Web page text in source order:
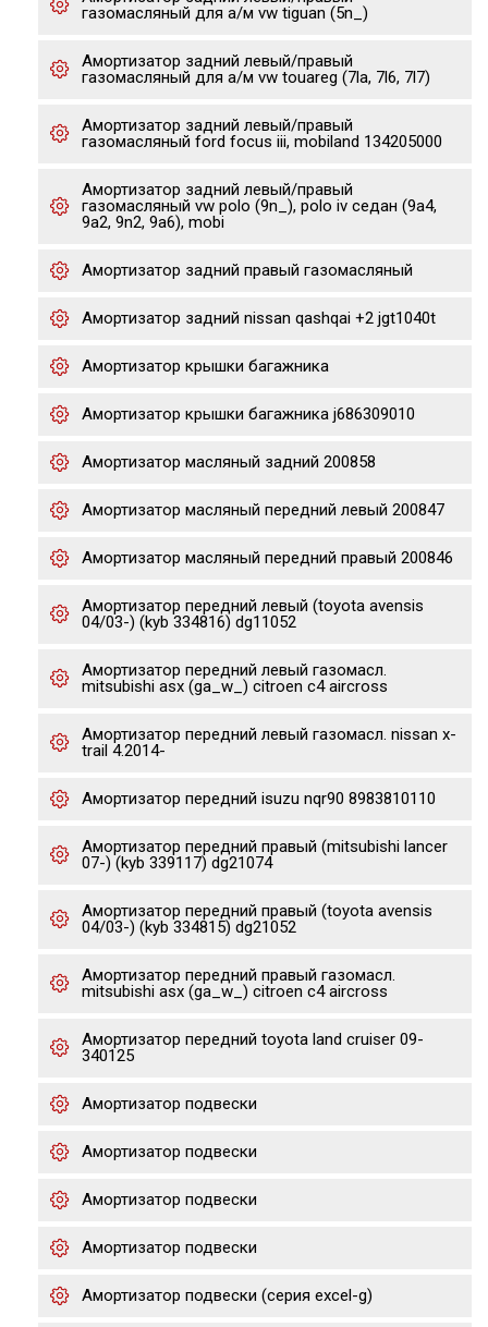
газомасляный для а/м vw tiguan (5n_)
Амортизатор задний левый/правый
газомасляный для а/м vw touareg (7la, 7l6, 7l7)
Амортизатор задний левый/правый
газомасляный ford focus iii, mobiland 134205000
Амортизатор задний левый/правый
газомасляный vw polo (9n_), polo iv седан (9a4,
9a2, 9n2, 9a6), mobi
Амортизатор задний правый газомасляный
Амортизатор задний nissan qashqai +2 jgt1040t
Амортизатор крышки багажника
Амортизатор крышки багажника j686309010
Амортизатор масляный задний 200858
Амортизатор масляный передний левый 200847
Амортизатор масляный передний правый 200846
Амортизатор передний левый (toyota avensis
04/03-) (kyb 334816) dg11052
Амортизатор передний левый газомасл.
mitsubishi asx (ga_w_) citroen c4 aircross
Амортизатор передний левый газомасл. nissan x-
trail 4.2014-
Амортизатор передний isuzu nqr90 8983810110
Амортизатор передний правый (mitsubishi lancer
07-) (kyb 339117) dg21074
Амортизатор передний правый (toyota avensis
04/03-) (kyb 334815) dg21052
Амортизатор передний правый газомасл.
mitsubishi asx (ga_w_) citroen c4 aircross
Амортизатор передний toyota land cruiser 09-
340125
Амортизатор подвески
Амортизатор подвески
Амортизатор подвески
Амортизатор подвески
Амортизатор подвески (серия excel-g)